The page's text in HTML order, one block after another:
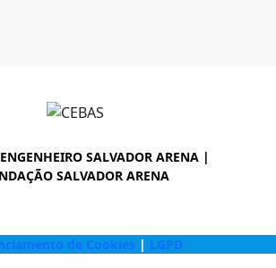
SALVADOR ARENA |
SALVADOR ARENA
de Cookies | LGPD